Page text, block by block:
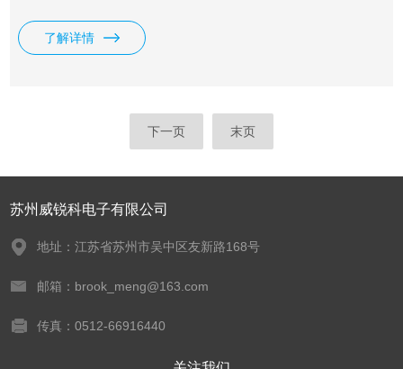
40 MHz，可在分析带宽内对输入信号进行无缝采集和分析，
提供光谱图、概率密度谱和时间功率等多种显示方式，并具有
了解详情
下一页 末页
苏州威锐科电子有限公司
地址：江苏省苏州市吴中区友新路168号
邮箱：brook_meng@163.com
传真：0512-66916440